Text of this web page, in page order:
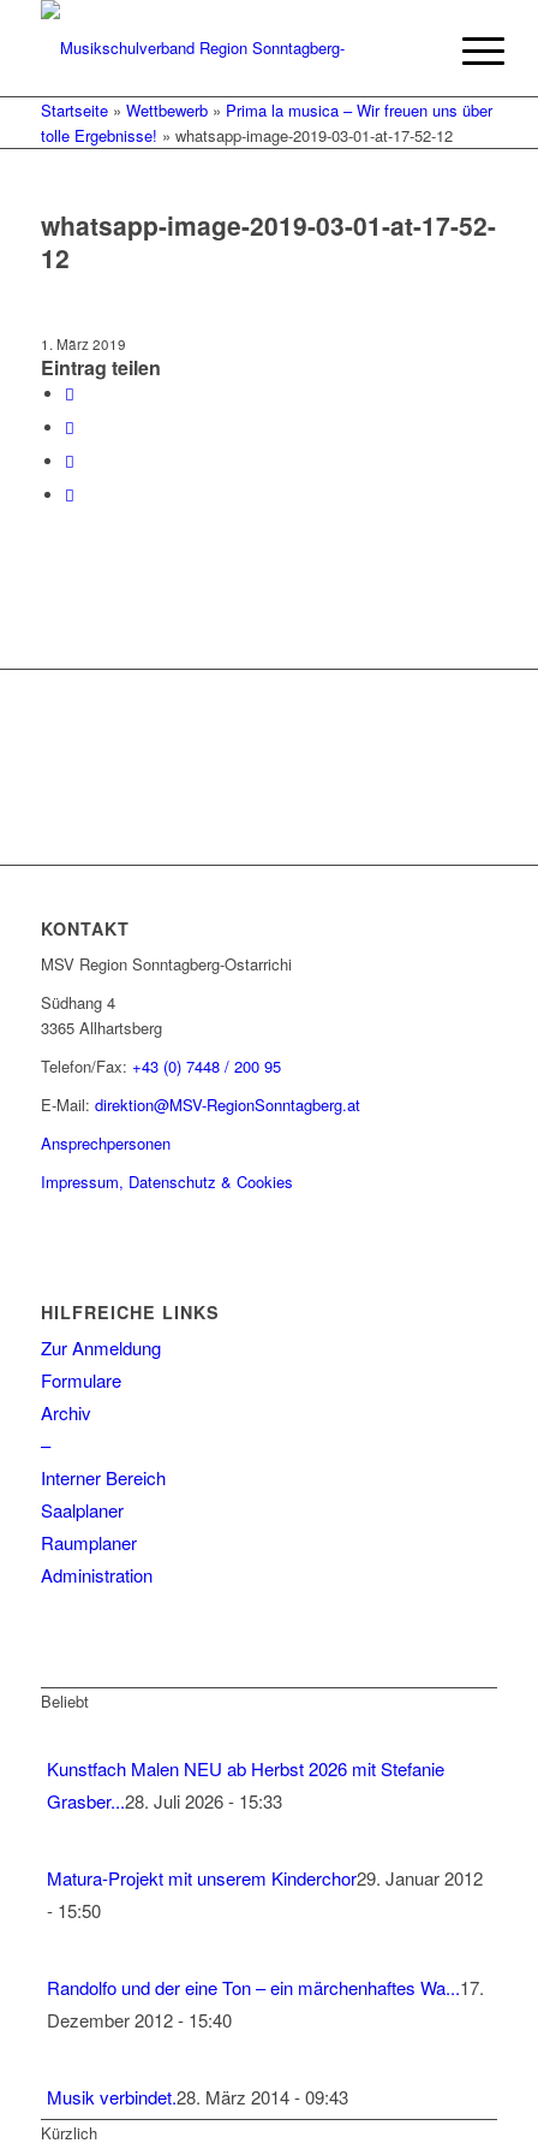
Startseite» Wettbewerb» Prima la musica – Wir freuen uns über
tolle Ergebnisse! » whatsapp-image-2019-03-01-at-17-52-12
whatsapp-image-2019-03-01-at-17-52-
12
1. März 2019
Eintrag teilen
KONTAKT
MSV Region Sonntagberg-Ostarrichi
Südhang 4
3365 Allhartsberg
Telefon/Fax: +43 (0) 7448 / 200 95
E-Mail: direktion@MSV-RegionSonntagberg.at
Ansprechpersonen
Impressum, Datenschutz & Cookies
HILFREICHE LINKS
Zur Anmeldung
Formulare
Archiv
–
Interner Bereich
Saalplaner
Raumplaner
Administration
Beliebt
Kunstfach Malen NEU ab Herbst 2026 mit Stefanie
Grasber...28. Juli 2026 - 15:33
Matura-Projekt mit unserem Kinderchor29. Januar 2012
- 15:50
Randolfo und der eine Ton – ein märchenhaftes Wa...17.
Dezember 2012 - 15:40
Musik verbindet.28. März 2014 - 09:43
Kürzlich